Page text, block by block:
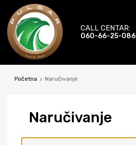
CALL CENTAR:
060-66-25-086
Početna Naručivanje
Naručivanje